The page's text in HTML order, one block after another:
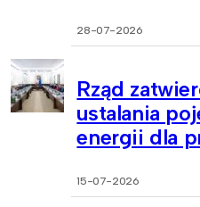
28-07-2026
Rząd
ustalania
energii dla
15-07-2026